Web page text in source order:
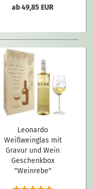
ab 49,85 EUR
Leonardo
Weißweinglas mit
Gravur und Wein
Geschenkbox
"Weinrebe"